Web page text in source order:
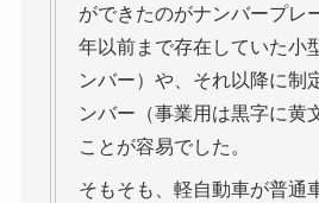
ができたのがナンバープレ
年以前まで存在していた小
ンバー）や、それ以降に制
ンバー（事業用は黒字に黄
ことが容易でした。
そもそも、軽自動車が普通